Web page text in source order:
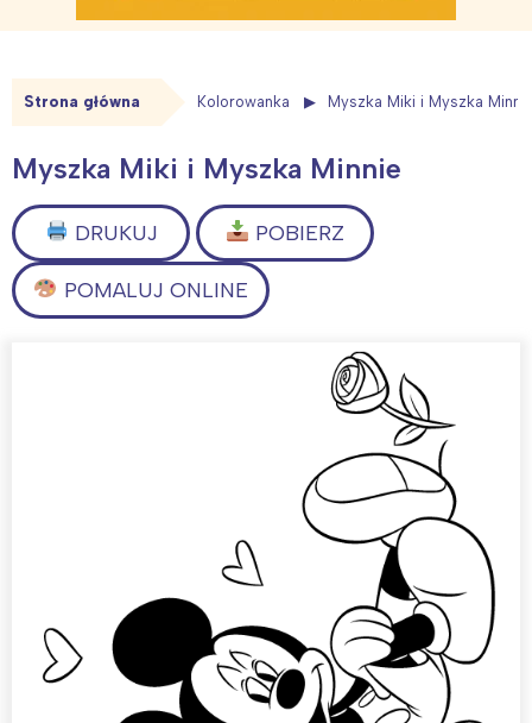
Strona główna Kolorowanka Myszka Miki i Myszka
Myszka Miki i Myszka Minnie
DRUKUJ POBIERZ
POMALUJ ONLINE